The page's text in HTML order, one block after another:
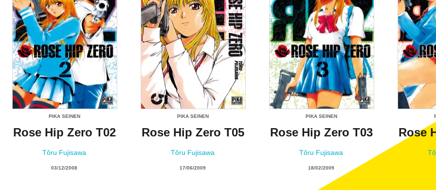
PIKA SEINEN
Rose Hip Zero T02
Tôru Fujisawa
03/12/2008
PIKA SEINEN
Rose Hip Zero T05
Tôru Fujisawa
17/06/2009
PIKA SEINEN
Rose Hip Zero T03
Tôru Fujisawa
18/02/2009
Rose